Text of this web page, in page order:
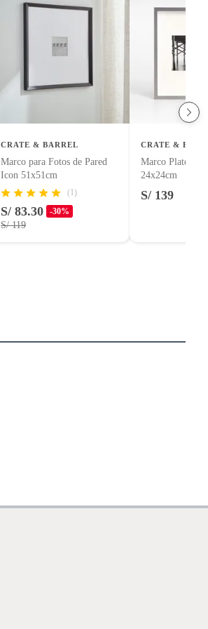
CRATE & BARREL
Marco para Fotos de Pared
Icon 51x51cm
(1)
S/ 83.30 -30%
S/ 119
CRATE &
Marco Plateado
24x24cm
S/ 139